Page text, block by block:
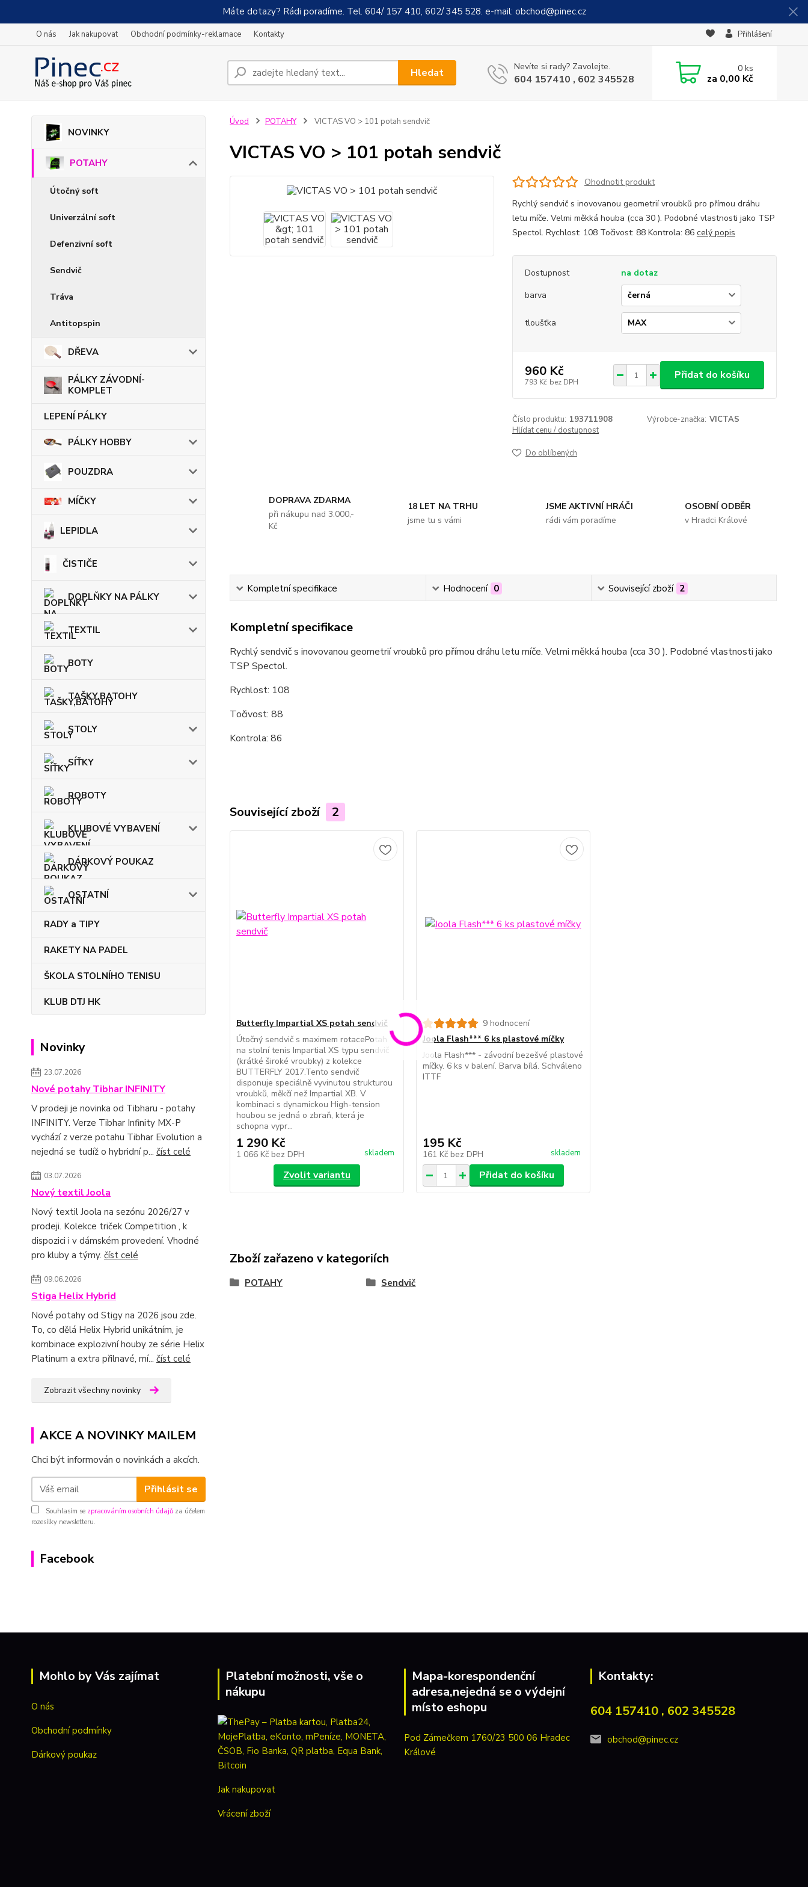
Máte dotazy? Rádi poradíme. Tel. 604/ 157 410, 602/ 345 528. e-mail: obchod@pinec.cz
O nás Jak nakupovat Obchodní podmínky-reklamace Kontakty Přihlášení
Hledat Nevíte si rady? Zavolejte.
604 157410 , 602 345528
0ks
za 0,00 Kč
NOVINKY
POTAHY
Útočný soft
Univerzální soft
Defenzivní soft
Sendvič
Tráva
Antitopspin
DŘEVA
PÁLKY ZÁVODNÍ-
KOMPLET
LEPENÍ PÁLKY
PÁLKY HOBBY
POUZDRA
MÍČKY
LEPIDLA
ČISTIČE
DOPLŇKY NA PÁLKY
TEXTIL
BOTY
TAŠKY,BATOHY
STOLY
SÍŤKY
ROBOTY
KLUBOVÉ VYBAVENÍ
DÁRKOVÝ POUKAZ
OSTATNÍ
RADY a TIPY
RAKETY NA PADEL
ŠKOLA STOLNÍHO TENISU
KLUB DTJ HK
Novinky
23.07.2026
Nové potahy Tibhar INFINITY
V prodeji je novinka od Tibharu - potahy
INFINITY. Verze Tibhar Infinity MX-P
vychází z verze potahu Tibhar Evolution a
nejedná se tudíž o hybridní p... číst celé
03.07.2026
Nový textil Joola
Nový textil Joola na sezónu 2026/27 v
prodeji. Kolekce triček Competition , k
dispozici i v dámském provedení. Vhodné
pro kluby a týmy. číst celé
09.06.2026
Stiga Helix Hybrid
Nové potahy od Stigy na 2026 jsou zde.
To, co dělá Helix Hybrid unikátním, je
kombinace explozivní houby ze série Helix
Platinum a extra přilnavé, mí... číst celé
Zobrazit všechny novinky
AKCE A NOVINKY MAILEM
Chci být informován o novinkách a akcích.
Přihlásit se
Souhlasím se zpracováním osobních údajů za účelem
rozesílky newsletteru.
Facebook
Úvod POTAHY VICTAS VO > 101 potah sendvič
VICTAS VO > 101 potah sendvič
Ohodnotit produkt
Rychlý sendvič s inovovanou geometrií vroubků pro přímou dráhu
letu míče. Velmi měkká houba (cca 30 ). Podobné vlastnosti jako TSP
Spectol. Rychlost: 108 Točivost: 88 Kontrola: 86 celý popis
Dostupnost
na dotaz
barva
tloušťka
960 Kč
793 Kč bez DPH
Přidat do košíku
Číslo produktu: 193711908 Výrobce-značka: VICTAS
Hlídat cenu / dostupnost
Do oblíbených
DOPRAVA ZDARMA
při nákupu nad 3.000,-
Kč
18 LET NA TRHU
jsme tu s vámi
JSME AKTIVNÍ HRÁČI
rádi vám poradíme
OSOBNÍ ODBĚR
v Hradci Králové
Kompletní specifikace Hodnocení 0 Související zboží 2
Kompletní specifikace
Rychlý sendvič s inovovanou geometrií vroubků pro přímou dráhu letu míče. Velmi měkká houba (cca 30 ). Podobné vlastnosti jako
TSP Spectol.
Rychlost: 108
Točivost: 88
Kontrola: 86
Související zboží 2
Butterfly Impartial XS potah sendvič
Útočný sendvič s maximem rotacePotah
na stolní tenis Impartial XS typu sendvič
(krátké široké vroubky) z kolekce
BUTTERFLY 2017.Tento sendvič
disponuje speciálně vyvinutou strukturou
vroubků, měkčí než Impartial XB. V
kombinaci s dynamickou High-tension
houbou se jedná o zbraň, která je
schopna vypr...
1 290 Kč
1 066 Kč bez DPH skladem
Zvolit variantu
9 hodnocení
Joola Flash*** 6 ks plastové míčky
Joola Flash*** - závodní bezešvé plastové
míčky. 6 ks v balení. Barva bílá. Schváleno
ITTF
195 Kč
161 Kč bez DPH skladem
Přidat do košíku
Zboží zařazeno v kategoriích
POTAHY Sendvič
Mohlo by Vás zajímat
O nás
Obchodní podmínky
Dárkový poukaz
Platební možnosti, vše o
nákupu
Jak nakupovat
Vrácení zboží
Mapa-korespondenční
adresa,nejedná se o výdejní
místo eshopu
Pod Zámečkem 1760/23 500 06 Hradec
Králové
Kontakty:
604 157410 , 602 345528
obchod@pinec.cz